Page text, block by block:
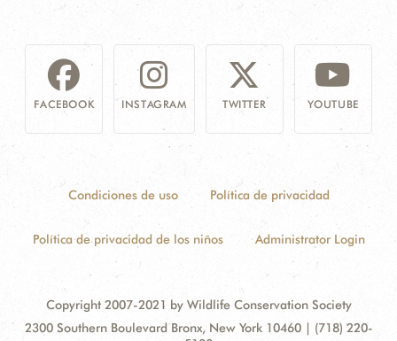
FACEBOOK INSTAGRAM TWITTER YOUTUBE
Condiciones de uso Política de privacidad
Política de privacidad de los niños Administrator Login
Copyright 2007-2021 by Wildlife Conservation Society
Contact
Address:
2300 Southern Boulevard Bronx, New York 10460 | (718) 220-